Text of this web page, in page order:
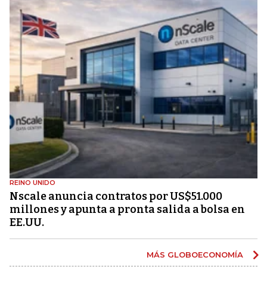
REINO UNIDO
Nscale anuncia contratos por US$51.000
millones y apunta a pronta salida a bolsa en
EE.UU.
MÁS GLOBOECONOMÍA